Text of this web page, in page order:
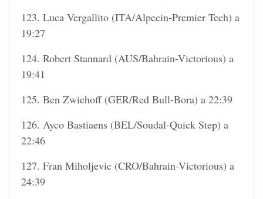
123. Luca Vergallito (ITA/Alpecin-Premier Tech) a
19:27
124. Robert Stannard (AUS/Bahrain-Victorious) a
19:41
125. Ben Zwiehoff (GER/Red Bull-Bora) a 22:39
126. Ayco Bastiaens (BEL/Soudal-Quick Step) a
22:46
127. Fran Miholjevic (CRO/Bahrain-Victorious) a
24:39